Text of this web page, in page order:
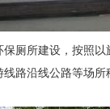
所建设，按照以
路沿线公路等场